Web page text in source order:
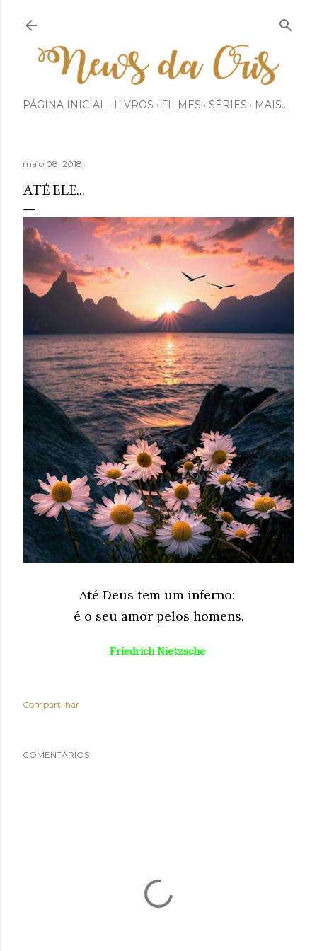
PÁGINA INICIAL LIVROS FILMES SÉRIES MAIS…
maio 08, 2018
ATÉ ELE...
Até Deus tem um inferno:
é o seu amor pelos homens.
Friedrich Nietzsche
Compartilhar
COMENTÁRIOS